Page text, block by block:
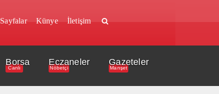
Sayfalar Künye İletişim
Borsa
Canlı
Eczaneler
Nöbetçi
Gazeteler
Manşet